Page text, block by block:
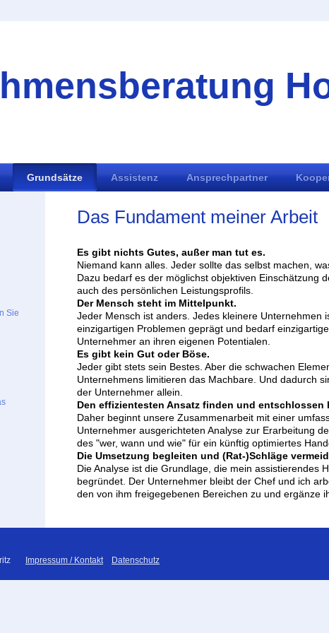
Grundsätze Assistenz Ansprechpartner
Das Fundament meiner Arbeit
Es gibt nichts Gutes, außer man tut es.
Niemand kann alles. Jeder sollte das selbst machen,
Dazu bedarf es der möglichst objektiven Einschätzung
auch des persönlichen Leistungsprofils.
Der Mensch steht im Mittelpunkt.
Jeder Mensch ist anders. Jedes kleinere Unternehmen
einzigartigen Problemen geprägt und bedarf
Unternehmer an ihren eigenen Potentialen.
Es gibt kein Gut oder Böse.
Jeder gibt stets sein Bestes. Aber die schwachen
Unternehmens limitieren das Machbare. Und dadurch
der Unternehmer allein.
Den effizientesten Ansatz finden und entschlossen
Daher beginnt unsere Zusammenarbeit mit einer
Unternehmer ausgerichteten Analyse zur Erarbeitung
des "wer, wann und wie" für ein künftig optimiertes
Die Umsetzung begleiten und (Rat-)Schläge
Die Analyse ist die Grundlage, die mein assistierendes
begründet. Der Unternehmer bleibt der Chef und ich
den von ihm freigegebenen Bereichen zu und ergänze
Sie
Impressum / Kontakt Datenschutz